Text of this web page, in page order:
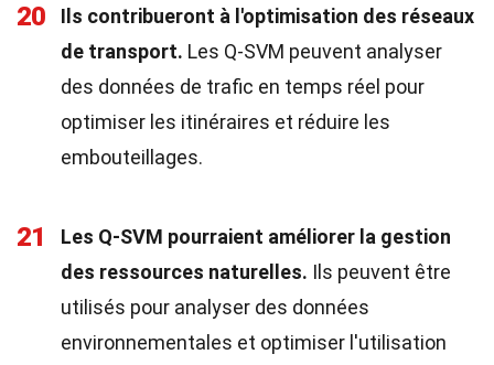
20
Ils contribueront à l'optimisation des réseaux
de transport. Les Q-SVM peuvent analyser
des données de trafic en temps réel pour
optimiser les itinéraires et réduire les
embouteillages.
21
Les Q-SVM pourraient améliorer la gestion
des ressources naturelles. Ils peuvent être
utilisés pour analyser des données
environnementales et optimiser l'utilisation